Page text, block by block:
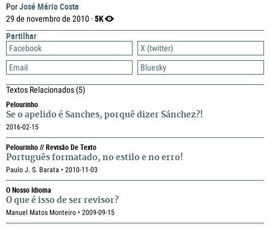
PorJosé Mário Costa
29 de novembro de 2010 ·5K
Partilhar
Facebook
X (twitter)
Email
Bluesky
Textos Relacionados(5)
Pelourinho
Se o apelido é Sanches, porquê dizer Sánchez?!
2016-02-15
Pelourinho // Revisão De Texto
Português formatado, no estilo e no erro!
Paulo J. S. Barata • 2010-11-03
O Nosso Idioma
O que é isso de ser revisor?
Manuel Matos Monteiro • 2009-09-15